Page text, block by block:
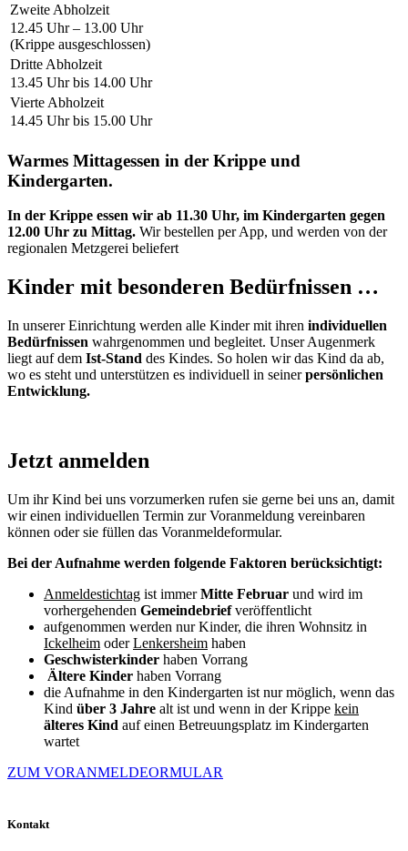
Zweite Abholzeit
12.45 Uhr – 13.00 Uhr
(Krippe ausgeschlossen)
Dritte Abholzeit
13.45 Uhr bis 14.00 Uhr
Vierte Abholzeit
14.45 Uhr bis 15.00 Uhr
Warmes Mittagessen in der Krippe und
Kindergarten.
In der Krippe essen wir ab 11.30 Uhr, im Kindergarten gegen
12.00 Uhr zu Mittag. Wir bestellen per App, und werden von der
regionalen Metzgerei beliefert
Kinder mit besonderen Bedürfnissen …
In unserer Einrichtung werden alle Kinder mit ihren individuellen
Bedürfnissen wahrgenommen und begleitet. Unser Augenmerk
liegt auf dem Ist-Stand des Kindes. So holen wir das Kind da ab,
wo es steht und unterstützen es individuell in seinerpersönlichen
Entwicklung.
Jetzt anmelden
Um ihr Kind bei uns vorzumerken rufen sie gerne bei uns an, damit
wir einen individuellen Termin zur Voranmeldung vereinbaren
können oder sie füllen das Voranmeldeformular.
Bei der Aufnahme werden folgende Faktoren berücksichtigt:
Anmeldestichtag ist immerMitte Februar und wird im
vorhergehenden Gemeindebriefveröffentlicht
aufgenommen werden nur Kinder, die ihren Wohnsitz in
Ickelheim oderLenkersheim haben
Geschwisterkinder haben Vorrang
Ältere Kinder haben Vorrang
die Aufnahme in den Kindergarten ist nur möglich, wenn das
Kind über 3 Jahre alt ist und wenn in der Krippe kein
älteres Kind auf einen Betreuungsplatz im Kindergarten
wartet
ZUM VORANMELDEORMULAR
Kontakt